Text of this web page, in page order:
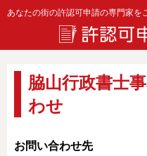
あなたの街の許認可申請の専門家を
脇山行政書士
わせ
お問い合わせ先